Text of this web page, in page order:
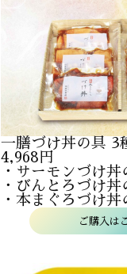
一膳づけ丼の
4,968円
・サーモンづけ
・びんとろづけ
・本まぐろづけ
ご購入は